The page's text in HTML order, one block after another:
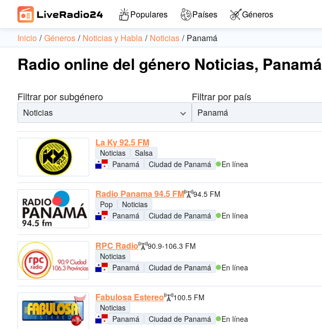
Populares Países Géneros
Inicio Géneros Noticias y Habla Noticias Panamá
Radio online del género Noticias, Panamá
Filtrar por subgénero
Noticias
Filtrar por país
Panamá
La Ky 92.5 FM
Noticias
Salsa
Panamá
Ciudad de Panamá En línea
Radio Panama 94.5 FM
94.5 FM
Pop
Noticias
Panamá
Ciudad de Panamá En línea
RPC Radio
90.9-106.3 FM
Noticias
Panamá
Ciudad de Panamá En línea
Fabulosa Estereo
100.5 FM
Noticias
Panamá
Ciudad de Panamá En línea